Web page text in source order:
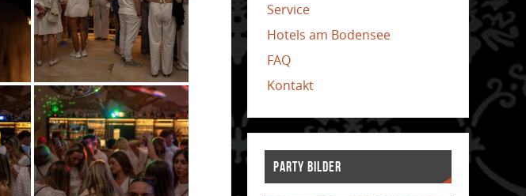
Service
Hotels am Bodensee
FAQ
Kontakt
PARTY BILDER